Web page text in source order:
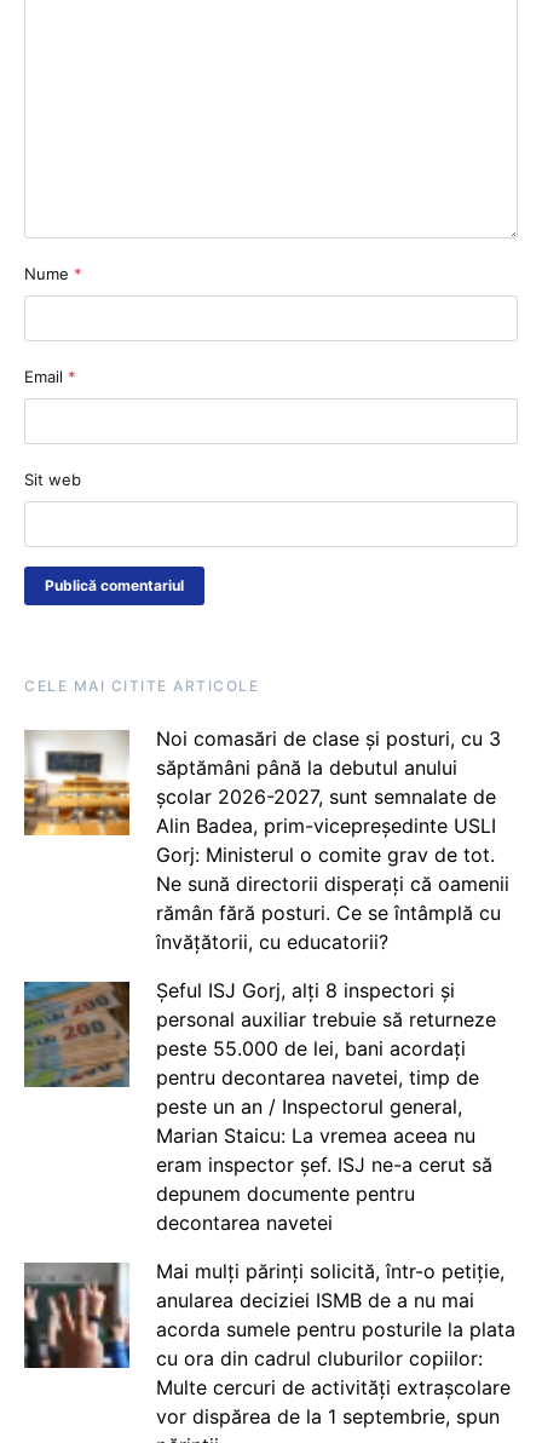
Nume *
Email *
Sit web
CELE MAI CITITE ARTICOLE
Noi comasări de clase și posturi, cu 3
săptămâni până la debutul anului
școlar 2026-2027, sunt semnalate de
Alin Badea, prim-vicepreședinte USLI
Gorj: Ministerul o comite grav de tot.
Ne sună directorii disperați că oamenii
rămân fără posturi. Ce se întâmplă cu
învățătorii, cu educatorii?
Șeful ISJ Gorj, alți 8 inspectori și
personal auxiliar trebuie să returneze
peste 55.000 de lei, bani acordați
pentru decontarea navetei, timp de
peste un an / Inspectorul general,
Marian Staicu: La vremea aceea nu
eram inspector șef. ISJ ne-a cerut să
depunem documente pentru
decontarea navetei
Mai mulți părinți solicită, într-o petiție,
anularea deciziei ISMB de a nu mai
acorda sumele pentru posturile la plata
cu ora din cadrul cluburilor copiilor:
Multe cercuri de activități extrașcolare
vor dispărea de la 1 septembrie, spun